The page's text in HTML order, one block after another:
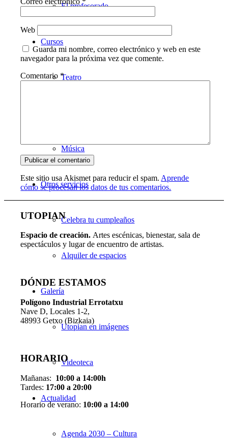
El profesorado
Cursos
Teatro
Música
Otros servicios
Celebra tu cumpleaños
Alquiler de espacios
Galería
Utopian en imágenes
Videoteca
Actualidad
Agenda 2030 – Cultura
Web
Guarda mi nombre, correo electrónico y web en este
navegador para la próxima vez que comente.
Comentario *
Este sitio usa Akismet para reducir el spam. Aprende
cómo se procesan los datos de tus comentarios.
UTOPIAN
Espacio de creación. Artes escénicas, bienestar, sala de
espectáculos y lugar de encuentro de artistas.
DÓNDE ESTAMOS
Polígono Industrial Errotatxu
Nave D, Locales 1-2,
48993 Getxo (Bizkaia)
HORARIO
Mañanas: 10:00 a 14:00h
Tardes: 17:00 a 20:00
Horario de verano: 10:00 a 14:00